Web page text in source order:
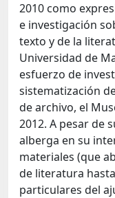
2010 como
e investigación
texto y de la
Universidad de
esfuerzo de
sistematización
de archivo, el
2012. A pesar de
alberga en su
materiales (que
de literatura
particulares del